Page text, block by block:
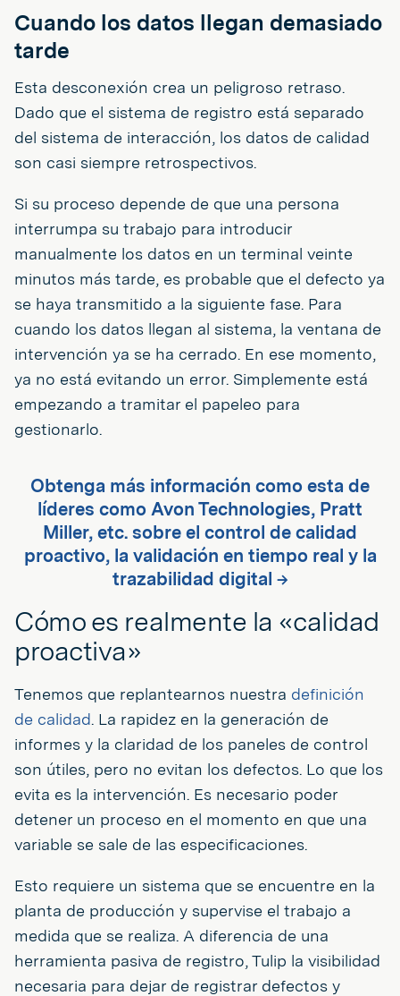
Cuando los datos llegan demasiado
tarde
Esta desconexión crea un peligroso retraso.
Dado que el sistema de registro está separado
del sistema de interacción, los datos de calidad
son casi siempre retrospectivos.
Si su proceso depende de que una persona
interrumpa su trabajo para introducir
manualmente los datos en un terminal veinte
minutos más tarde, es probable que el defecto ya
se haya transmitido a la siguiente fase. Para
cuando los datos llegan al sistema, la ventana de
intervención ya se ha cerrado. En ese momento,
ya no está evitando un error. Simplemente está
empezando a tramitar el papeleo para
gestionarlo.
Obtenga más información como esta de
líderes como Avon Technologies, Pratt
Miller, etc. sobre el control de calidad
proactivo, la validación en tiempo real y la
trazabilidad digital →
Cómo es realmente la «calidad
proactiva»
Tenemos que replantearnos nuestra definición
de calidad. La rapidez en la generación de
informes y la claridad de los paneles de control
son útiles, pero no evitan los defectos. Lo que los
evita es la intervención. Es necesario poder
detener un proceso en el momento en que una
variable se sale de las especificaciones.
Esto requiere un sistema que se encuentre en la
planta de producción y supervise el trabajo a
medida que se realiza. A diferencia de una
herramienta pasiva de registro, Tulip la visibilidad
necesaria para dejar de registrar defectos y